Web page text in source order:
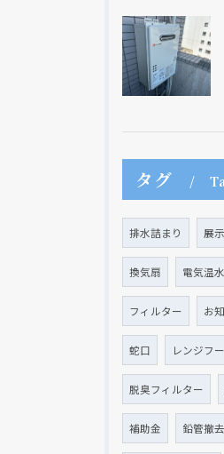
タグ
排水詰まり 展
換気扇 電気温
フィルター お
蛇口 レンジフ
脱臭フィルター
補助金 鉛管撤去
クリックでチラシのペー
クリックでチラシのペー